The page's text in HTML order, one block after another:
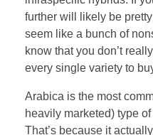
further will likely be
seem like a bunch of
know that you don’t
every single variety to
Arabica is the most
heavily marketed) type
That’s because it